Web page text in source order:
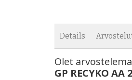
Details
Olet
GP RECYKO AA